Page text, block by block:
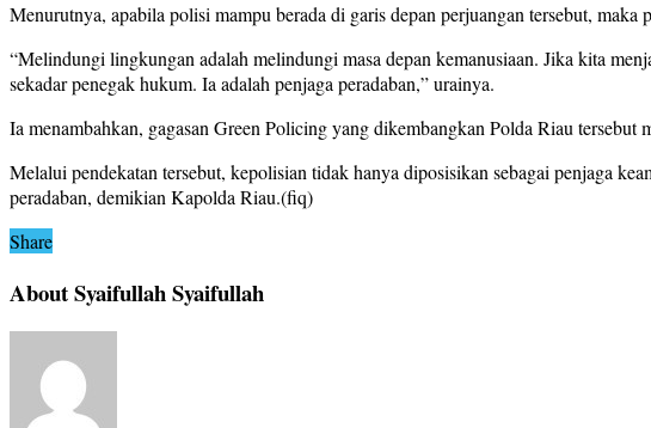
Menurutnya, apabila polisi mampu berada di garis depan perjuangan tersebut,
“Melindungi lingkungan adalah melindungi masa depan kemanusiaan. Jika kita
sekadar penegak hukum. Ia adalah penjaga peradaban,” urainya.
Ia menambahkan, gagasan Green Policing yang dikembangkan Polda Riau
Melalui pendekatan tersebut, kepolisian tidak hanya diposisikan sebagai penjaga
peradaban, demikian Kapolda Riau.(fiq)
Share
About Syaifullah Syaifullah